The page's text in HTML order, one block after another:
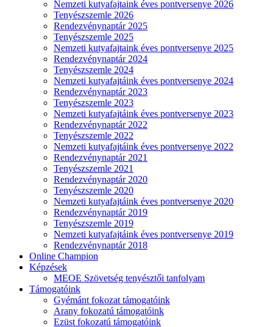
Nemzeti kutyafajtaink éves pontversenye 2026
Tenyészszemle 2026
Rendezvénynaptár 2025
Tenyészszemle 2025
Nemzeti kutyafajtaink éves pontversenye 2025
Rendezvénynaptár 2024
Tenyészszemle 2024
Nemzeti kutyafajtáink éves pontversenye 2024
Rendezvénynaptár 2023
Tenyészszemle 2023
Nemzeti kutyafajtáink éves pontversenye 2023
Rendezvénynaptár 2022
Tenyészszemle 2022
Nemzeti kutyafajtáink éves pontversenye 2022
Rendezvénynaptár 2021
Tenyészszemle 2021
Rendezvénynaptár 2020
Tenyészszemle 2020
Nemzeti kutyafajtáink éves pontversenye 2020
Rendezvénynaptár 2019
Tenyészszemle 2019
Nemzeti kutyafajtáink éves pontversenye 2019
Rendezvénynaptár 2018
Online Champion
Képzések
MEOE Szövetség tenyésztői tanfolyam
Támogatóink
Gyémánt fokozat támogatóink
Arany fokozatú támogatóink
Ezüst fokozatú támogatóink